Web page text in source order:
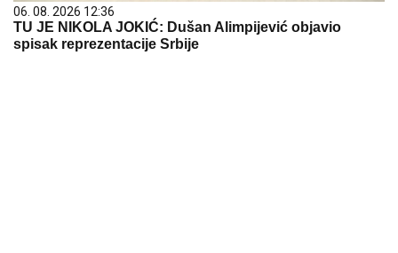
06. 08. 2026 12:36
TU JE NIKOLA JOKIĆ: Dušan Alimpijević objavio
spisak reprezentacije Srbije